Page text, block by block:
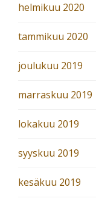
helmikuu 2020
tammikuu 2020
joulukuu 2019
marraskuu 2019
lokakuu 2019
syyskuu 2019
kesäkuu 2019